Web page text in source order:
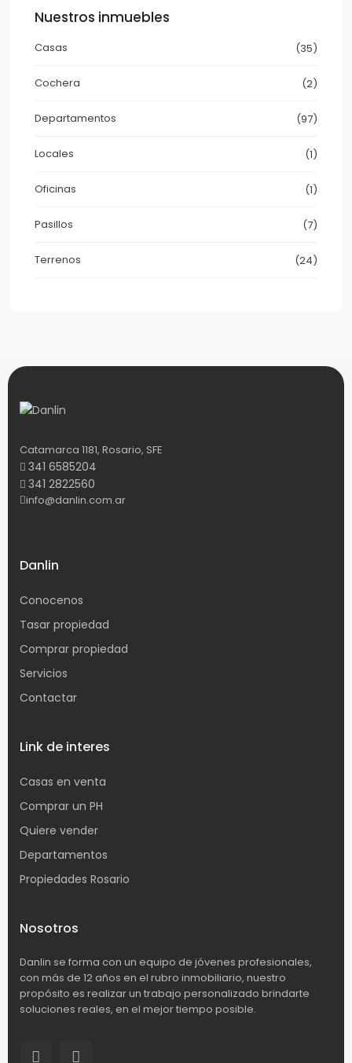
Nuestros inmuebles
Casas (35)
Cochera (2)
Departamentos (97)
Locales (1)
Oficinas (1)
Pasillos (7)
Terrenos (24)
Catamarca 1181, Rosario, SFE
341 6585204
341 2822560
info@danlin.com.ar
Danlin
Conocenos
Tasar propiedad
Comprar propiedad
Servicios
Contactar
Link de interes
Casas en venta
Comprar un PH
Quiere vender
Departamentos
Propiedades Rosario
Nosotros
Danlin se forma con un equipo de jóvenes profesionales,
con más de 12 años en el rubro inmobiliario, nuestro
propósito es realizar un trabajo personalizado brindarte
soluciones reales, en el mejor tiempo posible.